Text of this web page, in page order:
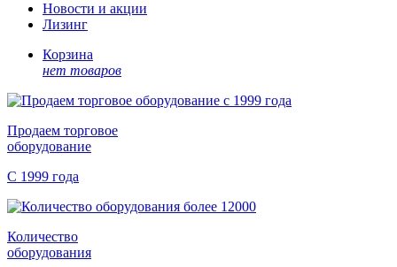
Новости и акции
Лизинг
Корзина
нет товаров
Продаем торговое
оборудование
С 1999 года
Количество
оборудования